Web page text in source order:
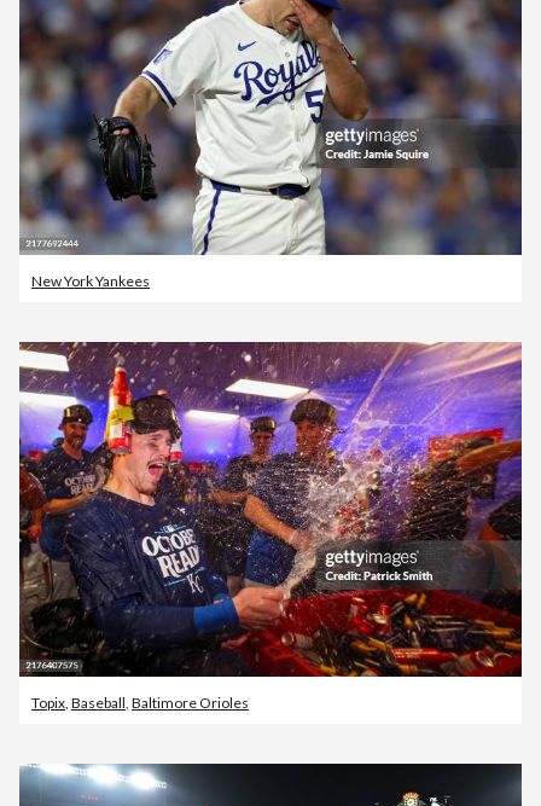
New York Yankees
Topix, Baseball, Baltimore Orioles